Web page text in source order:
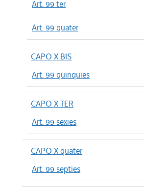
Art. 99 ter
Art. 99 quater
CAPO X BIS
Art. 99 quinquies
CAPO X TER
Art. 99 sexies
CAPO X quater
Art. 99 septies